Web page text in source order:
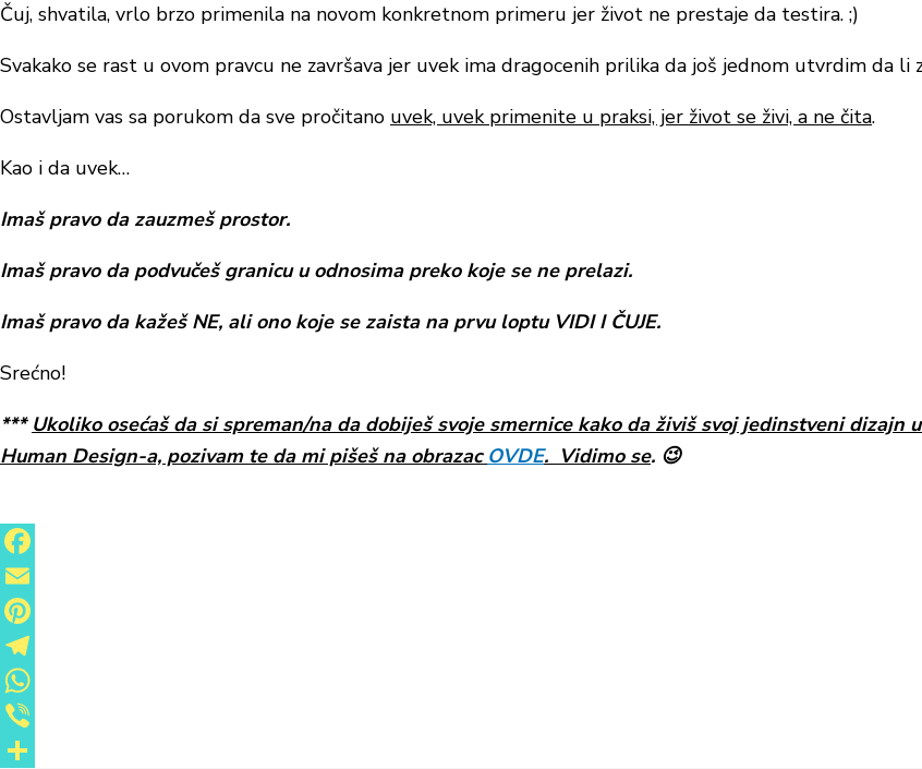
Čuj, shvatila, vrlo brzo primenila na novom konkretnom primeru jer život ne prestaje da testira. ;)
Svakako se rast u ovom pravcu ne završava jer uvek ima dragocenih prilika da još jednom utvrdim da li
Ostavljam vas sa porukom da sve pročitano uvek, uvek primenite u praksi, jer život se živi, a ne čita.
Kao i da uvek…
Imaš pravo da zauzmeš prostor.
Imaš pravo da podvučeš granicu u odnosima preko koje se ne prelazi.
Imaš pravo da kažeš NE, ali ono koje se zaista na prvu loptu VIDI I ČUJE.
Srećno!
*** Ukoliko osećaš da si spreman/na da dobiješ svoje smernice kako da živiš svoj jedinstveni dizajn
Human Design-a, pozivam te da mi pišeš na obrazac OVDE. Vidimo se. 😉
Facebook
Email
Pinterest
Telegram
WhatsApp
Viber